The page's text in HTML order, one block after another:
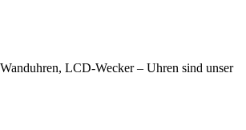
LCD-Wecker – Uhren sind unser